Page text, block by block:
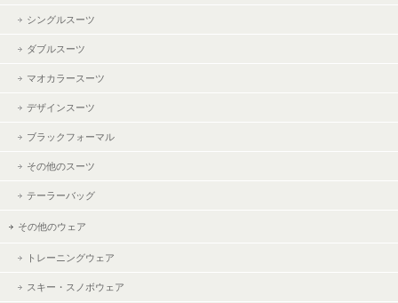
シングルスーツ
ダブルスーツ
マオカラースーツ
デザインスーツ
ブラックフォーマル
その他のスーツ
テーラーバッグ
その他のウェア
トレーニングウェア
スキー・スノボウェア